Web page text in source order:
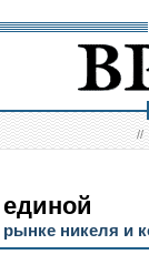
//
никеля и